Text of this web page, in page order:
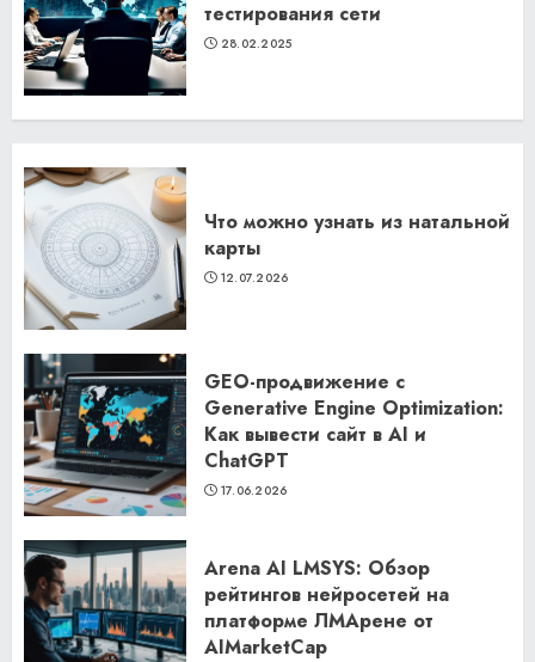
тестирования сети
28.02.2025
Что можно узнать из натальной
карты
12.07.2026
GEO-продвижение с
Generative Engine Optimization:
Как вывести сайт в AI и
ChatGPT
17.06.2026
Arena AI LMSYS: Обзор
рейтингов нейросетей на
платформе ЛМАрене от
AIMarketCap